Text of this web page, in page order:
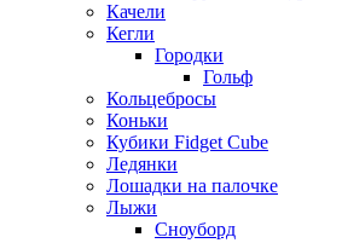
Качели
Кегли
Городки
Гольф
Кольцебросы
Коньки
Кубики Fidget Cube
Ледянки
Лошадки на палочке
Лыжи
Сноуборд